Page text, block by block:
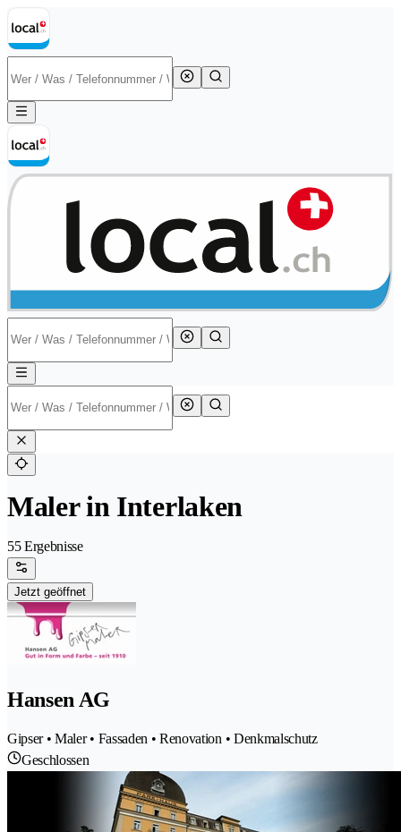
Maler in Interlaken
55 Ergebnisse
Jetzt geöffnet
Hansen AG
Gipser • Maler • Fassaden • Renovation • Denkmalschutz
Geschlossen